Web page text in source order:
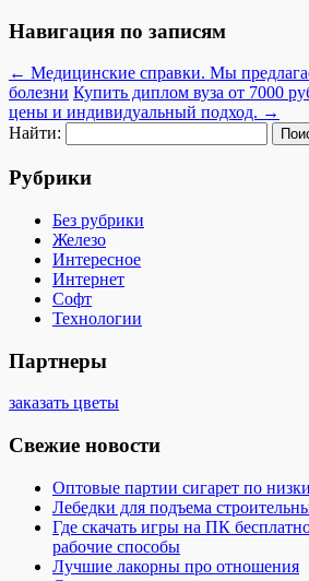
Навигация по записям
← Медицинские справки. Мы
болезни Купить диплом вуза от 7000
цены и индивидуальный подход. →
Найти:
Рубрики
Без рубрики
Железо
Интересное
Интернет
Софт
Технологии
Партнеры
заказать цветы
Свежие новости
Оптовые партии сигарет по
Лебедки для подъема
Где скачать игры на ПК
рабочие способы
Лучшие лакорны про отношения